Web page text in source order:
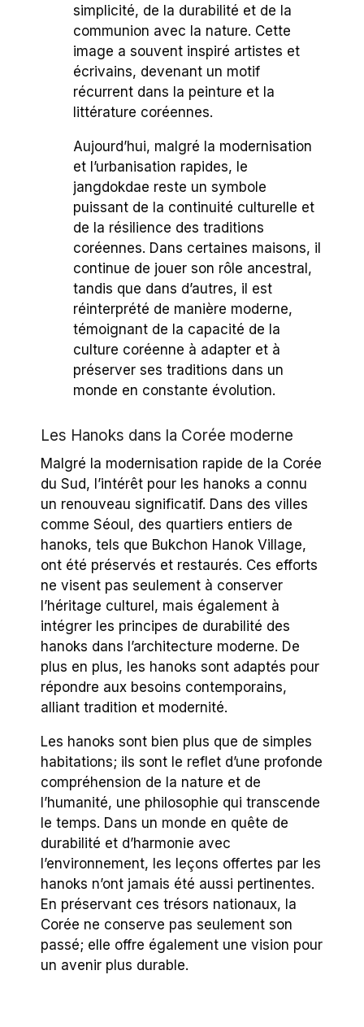
simplicité, de la durabilité et de la
communion avec la nature. Cette
image a souvent inspiré artistes et
écrivains, devenant un motif
récurrent dans la peinture et la
littérature coréennes.
Aujourd’hui, malgré la modernisation
et l’urbanisation rapides, le
jangdokdae reste un symbole
puissant de la continuité culturelle et
de la résilience des traditions
coréennes. Dans certaines maisons, il
continue de jouer son rôle ancestral,
tandis que dans d’autres, il est
réinterprété de manière moderne,
témoignant de la capacité de la
culture coréenne à adapter et à
préserver ses traditions dans un
monde en constante évolution.
Les Hanoks dans la Corée moderne
Malgré la modernisation rapide de la Corée
du Sud, l’intérêt pour les hanoks a connu
un renouveau significatif. Dans des villes
comme Séoul, des quartiers entiers de
hanoks, tels que Bukchon Hanok Village,
ont été préservés et restaurés. Ces efforts
ne visent pas seulement à conserver
l’héritage culturel, mais également à
intégrer les principes de durabilité des
hanoks dans l’architecture moderne. De
plus en plus, les hanoks sont adaptés pour
répondre aux besoins contemporains,
alliant tradition et modernité.
Les hanoks sont bien plus que de simples
habitations; ils sont le reflet d’une profonde
compréhension de la nature et de
l’humanité, une philosophie qui transcende
le temps. Dans un monde en quête de
durabilité et d’harmonie avec
l’environnement, les leçons offertes par les
hanoks n’ont jamais été aussi pertinentes.
En préservant ces trésors nationaux, la
Corée ne conserve pas seulement son
passé; elle offre également une vision pour
un avenir plus durable.